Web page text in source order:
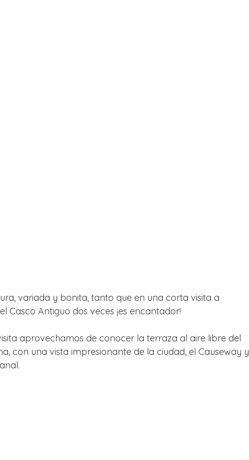
variada y bonita, tanto que en una corta visita a
Casco Antiguo dos veces ¡es encantador!
aprovechamos de conocer la terraza al aire libre del
con una vista impresionante de la ciudad, el Causeway y